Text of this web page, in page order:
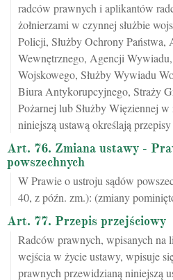
radców prawnych i aplikantów
żołnierzami w czynnej służbie
Policji, Służby Ochrony Państwa,
Wewnętrznego, Agencji
Wojskowego, Służby Wywiadu
Biura Antykorupcyjnego, Straży
Pożarnej lub Służby Więziennej
niniejszą ustawą określają
Art. 76. Zmiana ustawy -
powszechnych
W Prawie o ustroju sądów
40, z późn. zm.): (zmiany
Art. 77. Przepis przejściowy
Radców prawnych, wpisanych na
wejścia w życie ustawy, wpisuje
prawnych przewidzianą niniejszą